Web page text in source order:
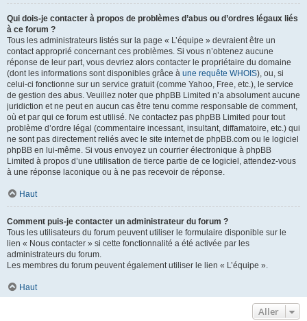
Qui dois-je contacter à propos de problèmes d’abus ou d’ordres légaux liés
à ce forum ?
Tous les administrateurs listés sur la page « L’équipe » devraient être un
contact approprié concernant ces problèmes. Si vous n’obtenez aucune
réponse de leur part, vous devriez alors contacter le propriétaire du domaine
(dont les informations sont disponibles grâce à une requête WHOIS), ou, si
celui-ci fonctionne sur un service gratuit (comme Yahoo, Free, etc.), le service
de gestion des abus. Veuillez noter que phpBB Limited n’a absolument aucune
juridiction et ne peut en aucun cas être tenu comme responsable de comment,
où et par qui ce forum est utilisé. Ne contactez pas phpBB Limited pour tout
problème d’ordre légal (commentaire incessant, insultant, diffamatoire, etc.) qui
ne sont pas directement reliés avec le site internet de phpBB.com ou le logiciel
phpBB en lui-même. Si vous envoyez un courrier électronique à phpBB
Limited à propos d’une utilisation de tierce partie de ce logiciel, attendez-vous
à une réponse laconique ou à ne pas recevoir de réponse.
Haut
Comment puis-je contacter un administrateur du forum ?
Tous les utilisateurs du forum peuvent utiliser le formulaire disponible sur le
lien « Nous contacter » si cette fonctionnalité a été activée par les
administrateurs du forum.
Les membres du forum peuvent également utiliser le lien « L’équipe ».
Haut
Aller